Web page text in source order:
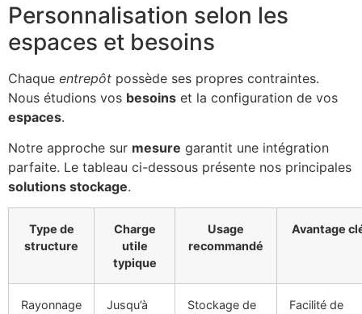
Personnalisation selon les
espaces et besoins
Chaque entrepôt possède ses propres contraintes.
Nous étudions vos besoins et la configuration de vos
espaces.
Notre approche sur mesure garantit une intégration
parfaite. Le tableau ci-dessous présente nos principales
solutions stockage.
Type de
structure
Charge
utile
typique
Usage
recommandé
Avantage
Rayonnage
Jusqu’à
Stockage de
Facilité de